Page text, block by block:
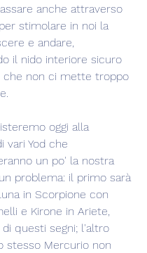
anche attraverso
stimolare in noi la
e andare,
il nido interiore sicuro
che non ci mette troppo
oggi alla
vari Yod che
un po' la nostra
problema: il primo sarà
in Scorpione con
e Kirone in Ariete,
questi segni; l'altro
stesso Mercurio non